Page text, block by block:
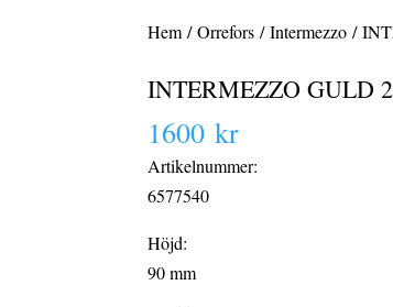
Hem /Orrefors /Intermezzo /
INTERMEZZO GULD
1600kr
Artikelnummer:
6577540
Höjd:
90 mm